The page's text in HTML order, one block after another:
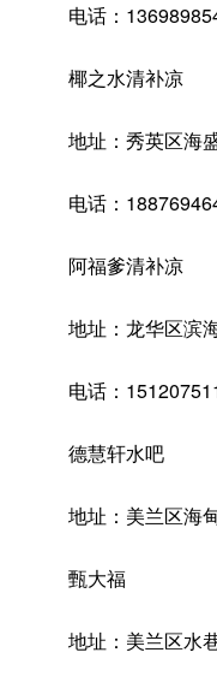
电话：
椰之水清补凉
地址：秀英区海
电话：
阿福爹清补凉
地址：龙华区滨
电话：
德慧轩水吧
地址：美兰区海
甄大福
地址：美兰区水